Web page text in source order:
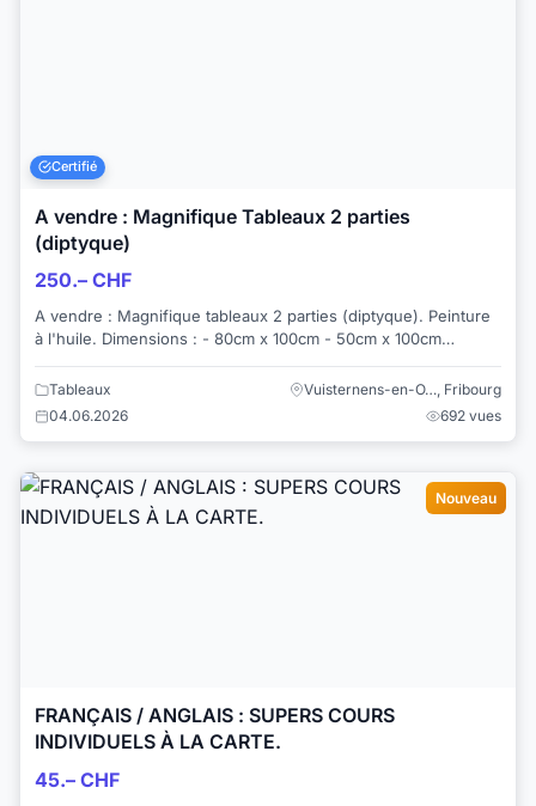
Certifié
A vendre : Magnifique Tableaux 2 parties
(diptyque)
250.– CHF
A vendre : Magnifique tableaux 2 parties (diptyque). Peinture
à l'huile. Dimensions : - 80cm x 100cm - 50cm x 100cm
N'hésitez pas à regarder mes ...
Tableaux
Vuisternens-en-O…, Fribourg
04.06.2026
692 vues
Nouveau
FRANÇAIS / ANGLAIS : SUPERS COURS
INDIVIDUELS À LA CARTE.
45.– CHF